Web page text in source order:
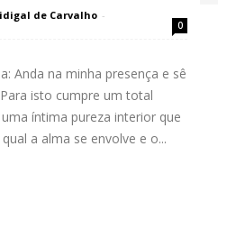
de Carvalho -
0
Anda na minha presença e sê
isto cumpre um total
íntima pureza interior que
a alma se envolve e o...